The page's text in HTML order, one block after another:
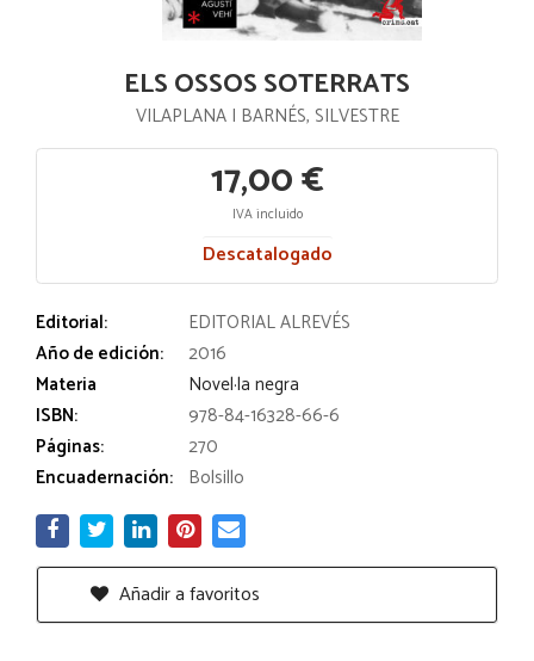
ELS OSSOS SOTERRATS
VILAPLANA I BARNÉS, SILVESTRE
17,00 €
IVA incluido
Descatalogado
Editorial:
EDITORIAL ALREVÉS
Año de edición:
2016
Materia
Novel·la negra
ISBN:
978-84-16328-66-6
Páginas:
270
Encuadernación: Bolsillo
Añadir a favoritos